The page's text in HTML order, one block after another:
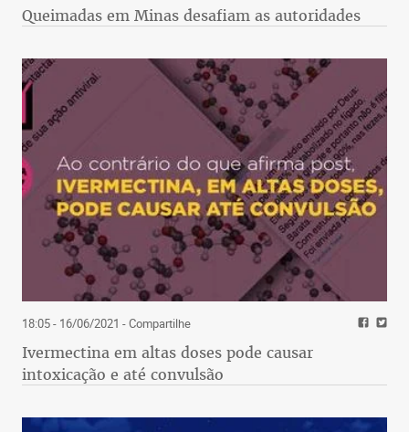
Queimadas em Minas desafiam as autoridades
18:05 - 16/06/2021 - Compartilhe
Ivermectina em altas doses pode causar
intoxicação e até convulsão